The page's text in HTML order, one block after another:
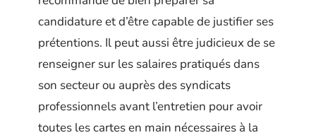
candidature et d’être capable de justifier ses
prétentions. Il peut aussi être judicieux de se
renseigner sur les salaires pratiqués dans
son secteur ou auprès des syndicats
professionnels avant l’entretien pour avoir
toutes les cartes en main nécessaires à la